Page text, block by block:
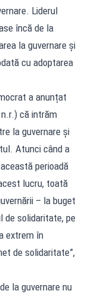
Liderul
încă de la
la guvernare și
cu adoptarea
a anunțat
că intrăm
la guvernare și
Atunci când a
perioadă
lucru, toată
– la buget
de solidaritate, pe
extrem în
de solidaritate”,
la guvernare nu